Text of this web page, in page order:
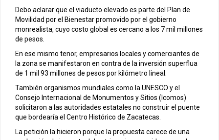
Debo aclarar que el viaducto elevado es parte del Plan de
Movilidad por el Bienestar promovido por el gobierno
monrealista, cuyo costo global es cercano a los 7 mil millones
de pesos.
En ese mismo tenor, empresarios locales y comerciantes de
la zona se manifestaron en contra de la inversión superflua
de 1 mil 93 millones de pesos por kilómetro lineal.
También organismos mundiales como la UNESCO y el
Consejo Internacional de Monumentos y Sitios (Icomos)
solicitaron a las autoridades estatales no construir el puente
que bordearía el Centro Histórico de Zacatecas.
La petición la hicieron porque la propuesta carece de una